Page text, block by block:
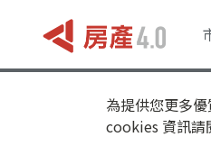
為提供您更多
cookies 資訊請